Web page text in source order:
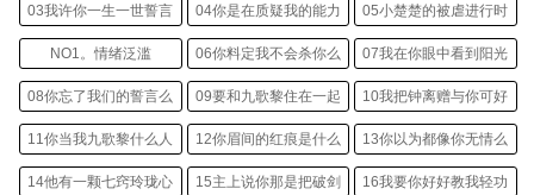
03我许你一生一世誓言 04你是在质疑我的能力 05小楚楚的被虐进行时
NO1。情绪泛滥 06你料定我不会杀你么 07我在你眼中看到阳光
08你忘了我们的誓言么 09要和九歌黎住在一起 10我把钟离赠与你可好
11你当我九歌黎什么人 12你眉间的红痕是什么 13你以为都像你无情么
14他有一颗七窍玲珑心 15主上说你那是把破剑 16我要你好好教我轻功